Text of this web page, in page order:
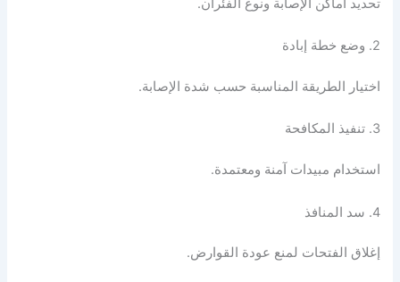
تحديد أماكن الإصابة ونوع الفئران.
2. وضع خطة إبادة
اختيار الطريقة المناسبة حسب شدة الإصابة.
3. تنفيذ المكافحة
استخدام مبيدات آمنة ومعتمدة.
4. سد المنافذ
إغلاق الفتحات لمنع عودة القوارض.